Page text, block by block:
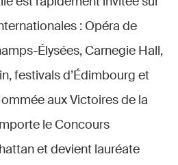
: Opéra de
Élysées, Carnegie Hall,
festivals d’Édimbourg et
aux Victoires de la
le Concours
et devient lauréate